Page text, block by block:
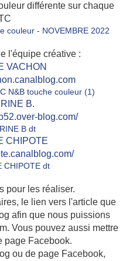
différente sur chaque
l'équipe créative :
VACHON
B.
blog.com/
CHIPOTE
pour les réaliser.
le lien vers l'article que
afin que nous puissions
Vous pouvez aussi mettre
page Facebook.
ou de page Facebook,